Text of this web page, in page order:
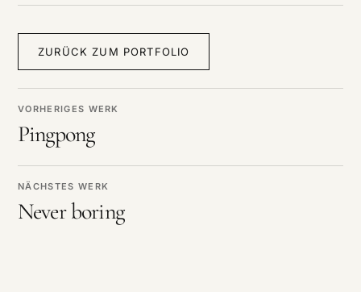
VORHERIGES WERK
Pingpong
NÄCHSTES WERK
Never boring
ZURÜCK ZUM PORTFOLIO